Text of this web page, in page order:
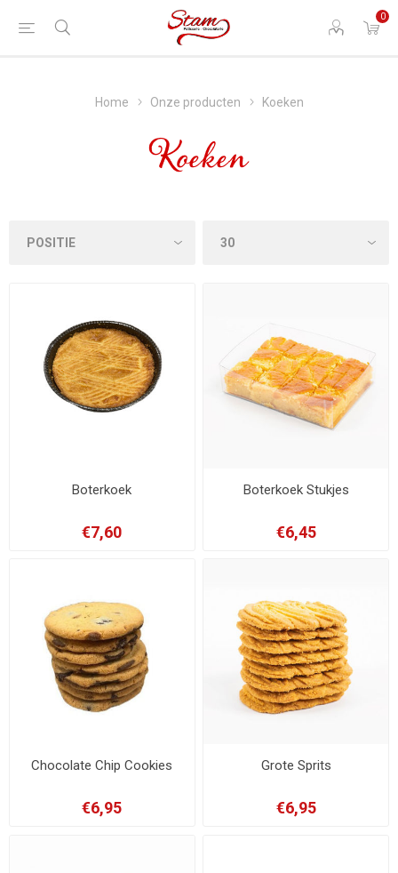
0
Home Onze producten Koeken
Koeken
Boterkoek
€7,60
Boterkoek Stukjes
€6,45
Chocolate Chip Cookies
€6,95
Grote Sprits
€6,95